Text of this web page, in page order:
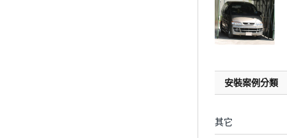
安裝案例分類
其它